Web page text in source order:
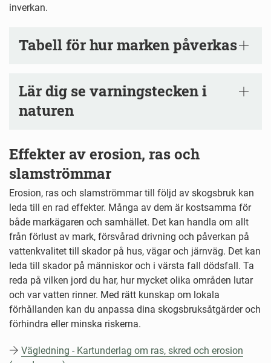
inverkan.
Tabell för hur marken påverkas
Lär dig se varningstecken i
naturen
Effekter av erosion, ras och
slamströmmar
Erosion, ras och slamströmmar till följd av skogsbruk kan
leda till en rad effekter. Många av dem är kostsamma för
både markägaren och samhället. Det kan handla om allt
från förlust av mark, försvårad drivning och påverkan på
vattenkvalitet till skador på hus, vägar och järnväg. Det kan
leda till skador på människor och i värsta fall dödsfall. Ta
reda på vilken jord du har, hur mycket olika områden lutar
och var vatten rinner. Med rätt kunskap om lokala
förhållanden kan du anpassa dina skogsbruksåtgärder och
förhindra eller minska riskerna.
Vägledning - Kartunderlag om ras, skred och erosion